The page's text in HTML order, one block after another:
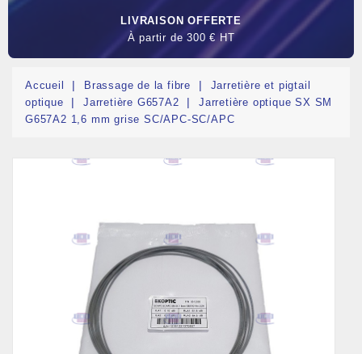
LIVRAISON OFFERTE
À partir de 300 € HT
Accueil Brassage de la fibre
Jarretière et pigtail
optique
Jarretière G657A2
Jarretière optique SX SM
G657A2 1,6 mm grise SC/APC-SC/APC